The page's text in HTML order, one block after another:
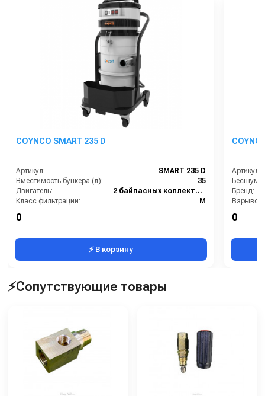
COYNCO SMART 235 D
Артикул:
SMART 235 D
Вместимость бункера (л):
35
Двигатель:
2 байпасных коллекторных
Класс фильтрации:
M
Вес, кг:
0
⚡ В корзину
Артикул:
Бренд:
0
⚡Сопутствующие товары